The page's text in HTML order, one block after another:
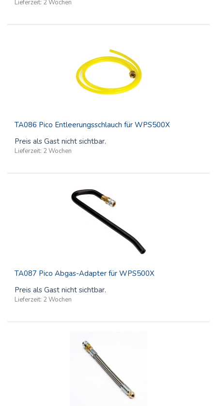
Lieferzeit: 2 Wochen
TA086 Pico Entleerungsschlauch für WPS500X
Preis als Gast nicht sichtbar.
Lieferzeit: 2 Wochen
TA087 Pico Abgas-Adapter für WPS500X
Preis als Gast nicht sichtbar.
Lieferzeit: 2 Wochen